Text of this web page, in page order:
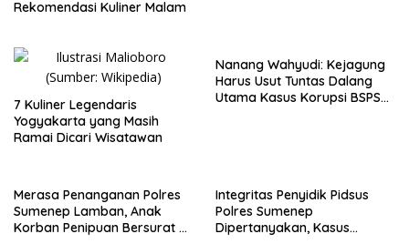
Rekomendasi Kuliner Malam
7 Kuliner Legendaris
Yogyakarta yang Masih
Ramai Dicari Wisatawan
Nanang Wahyudi: Kejagung
Harus Usut Tuntas Dalang
Utama Kasus Korupsi BSPS
Merasa Penanganan Polres
Sumenep Lamban, Anak
Korban Penipuan Bersurat ke
Integritas Penyidik Pidsus
Polres Sumenep
Dipertanyakan, Kasus